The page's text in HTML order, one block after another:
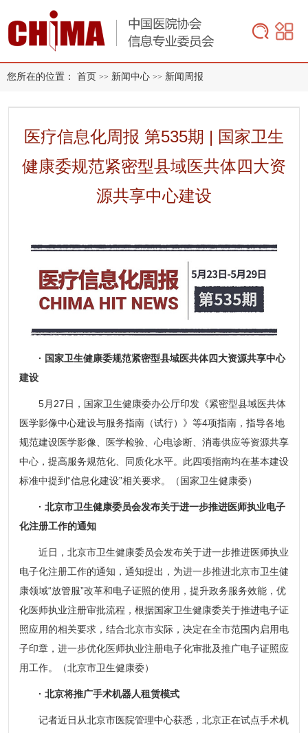
您所在的位置： 首页 >> 新闻中心 >> 新闻周报
医疗信息化周报 第535期 | 国家卫生
健康委规范紧密型县域医共体四大资
源共享中心建设
· 国家卫生健康委规范紧密型县域医共体四大资源共享中心
建设
5月27日，国家卫生健康委办公厅印发《紧密型县域医共体
医学影像中心建设与服务指南（试行）》等4项指南，指导各地
规范建设医学影像、医学检验、心电诊断、消毒供应等资源共享
中心，提高服务规范化、同质化水平。此四项指南均在基本建设
标准中提到“信息化建设”相关要求。（国家卫生健康委）
· 北京市卫生健康委员会发布关于进一步推进医师执业电子
化注册工作的通知
近日，北京市卫生健康委员会发布关于进一步推进医师执业
电子化注册工作的通知，通知提出，为进一步推进北京市卫生健
康领域“放管服”改革和电子证照的使用，提升政务服务效能，优
化医师执业注册审批流程，根据国家卫生健康委关于推进电子证
照应用的相关要求，结合北京市实际，决定在全市范围内启用电
子印章，进一步优化医师执业注册电子化审批及推广电子证照应
用工作。（北京市卫生健康委）
· 北京将推广手术机器人租赁模式
记者近日从北京市医院管理中心获悉，北京正在试点手术机